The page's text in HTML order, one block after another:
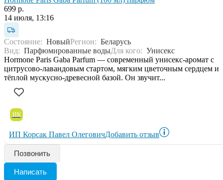
699 р.
14 июля, 13:16
Состояние: НовыйРегион: Беларусь
Вид: Парфюмированные водыДля кого: Унисекс
Hormone Paris Gaba Parfum — современный унисекс-аромат с
цитрусово-лавандовым стартом, мягким цветочным сердцем и
тёплой мускусно-древесной базой. Он звучит...
ИК
ИП Корсак Павел ОлеговичДобавить отзыв
Позвонить
Написать